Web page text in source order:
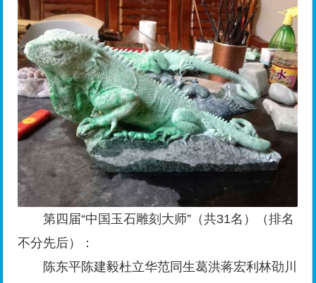
第四届“中国玉石雕刻大师”（共31名）（排名
不分先后）：
陈东平陈建毅杜立华范同生葛洪蒋宏利林劭川